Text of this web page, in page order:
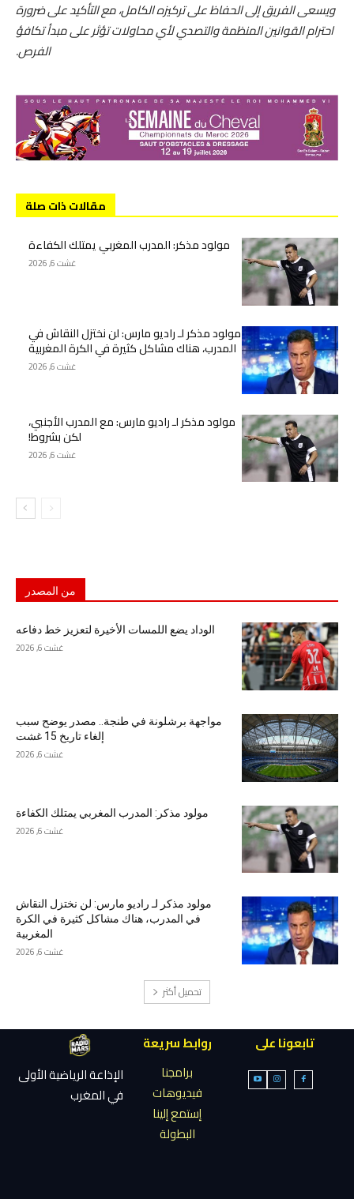
ويسعى الفريق إلى الحفاظ على تركيزه الكامل، مع التأكيد على ضرورة
احترام القوانين المنظمة والتصدي لأي محاولات تؤثر على مبدأ تكافؤ
الفرص.
مقالات ذات صلة
مولود مذكر: المدرب المغربي يمتلك الكفاءة
غشت 6, 2026
مولود مذكر لـ راديو مارس: لن نختزل النقاش في
المدرب، هناك مشاكل كثيرة في الكرة المغربية
غشت 6, 2026
مولود مذكر لـ راديو مارس: مع المدرب الأجنبي،
لكن بشروط!
غشت 6, 2026
من المصدر
الوداد يضع اللمسات الأخيرة لتعزيز خط دفاعه
غشت 6, 2026
مواجهة برشلونة في طنجة.. مصدر يوضح سبب
إلغاء تاريخ 15 غشت
غشت 6, 2026
مولود مذكر: المدرب المغربي يمتلك الكفاءة
غشت 6, 2026
مولود مذكر لـ راديو مارس: لن نختزل النقاش
في المدرب، هناك مشاكل كثيرة في الكرة
المغربية
غشت 6, 2026
تحميل أكثر
تابعونا على
روابط سريعة
برامجنا
فيديوهات
إستمع إلينا
البطولة
الإذاعة الرياضية الأولى
في المغرب